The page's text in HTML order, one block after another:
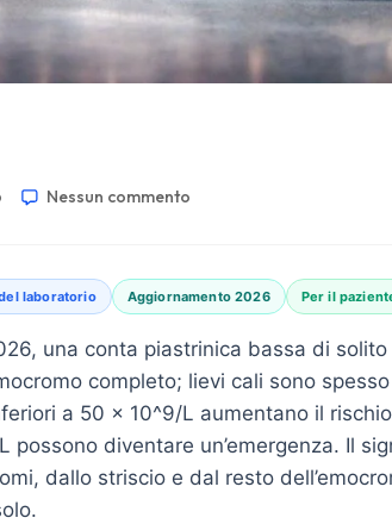
Nessun commento
laboratorio Aggiornamento 2026 Per il
una conta piastrinica bassa di
completo; lievi cali sono
a 50 × 10^9/L aumentano il
possono diventare un’emergenza. Il
dallo striscio e dal resto